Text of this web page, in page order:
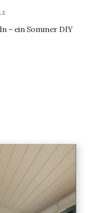
– ein Sommer DIY